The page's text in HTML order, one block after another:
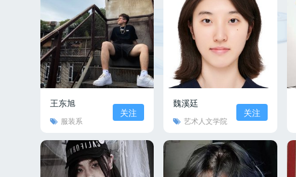
王东旭
服装系
关注
魏溪廷
艺术人文学院
关注